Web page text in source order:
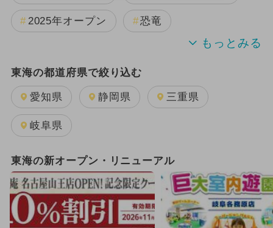
2025年オープン 恐竜
2024年のイベント
日帰り 2025年11月のイベント
GW(ゴールデンウィーク)
2026年1月のイベント
2025年3月のイベント
東海の都道府県で絞り込む
愛知県 静岡県 三重県
岐阜県
東海の新オープン・リニューアル